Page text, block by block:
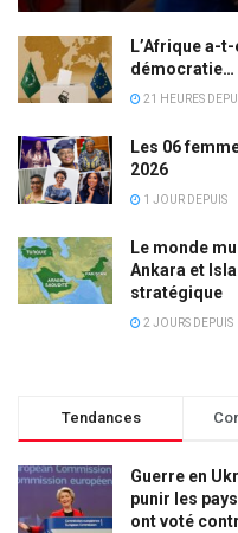
L’Afrique a-
démocratie…
21 HEURES
Les 06
2026
1 JOUR DEPUIS
Le monde
Ankara et
stratégique
2 JOURS DEPUIS
Tendances
Guerre en
punir les
ont voté